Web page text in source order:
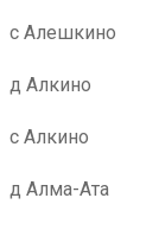
с Алешкино
д Алкино
с Алкино
д Алма-Ата